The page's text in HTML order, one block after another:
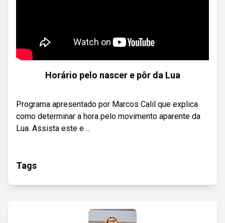
Horário pelo nascer e pôr da Lua
Programa apresentado por Marcos Calil que explica
como determinar a hora pelo movimento aparente da
Lua. Assista este e ...
Tags